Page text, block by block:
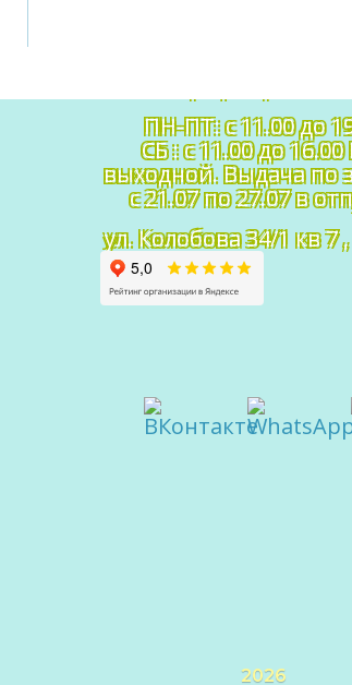
ПН-ПТ: c 11.00 до
СБ : с 11.00 до 16.00
выходной. Выдача по
с 21.07 по 27.07 в
ул. Колобова 34/1 кв 7
2026